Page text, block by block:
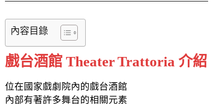
內容目錄
戲台酒館 Theater Trattoria 介紹
位在國家戲劇院內的戲台酒館
內部有著許多舞台的相關元素